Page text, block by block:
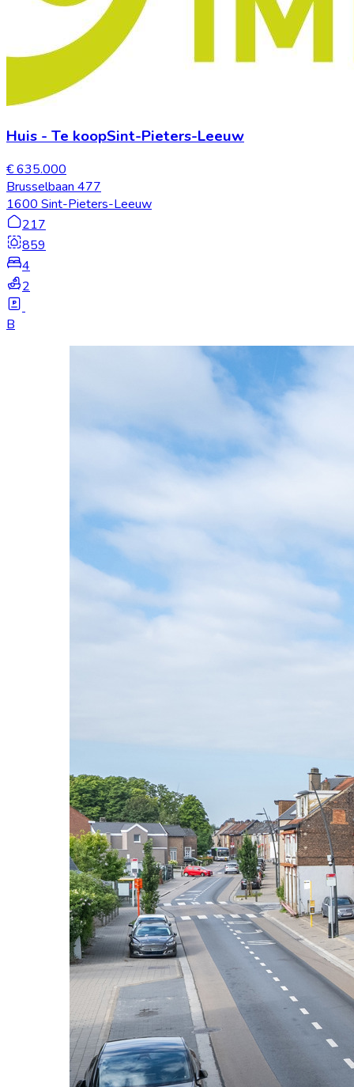
Huis - Te koopSint-Pieters-Leeuw
€ 635.000
Brusselbaan 477
1600 Sint-Pieters-Leeuw
217
859
4
2
B